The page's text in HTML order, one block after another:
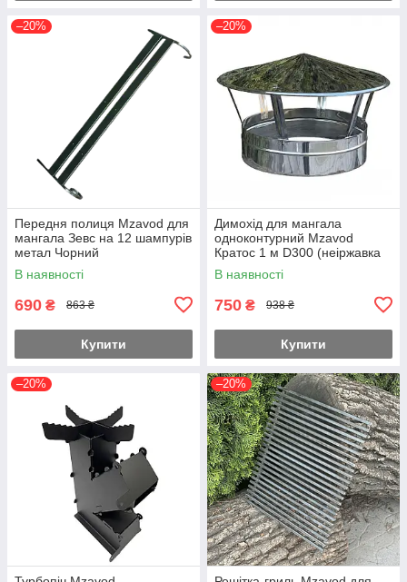
–20%
Передня полиця Mzavod для
мангала Зевс на 12 шампурів
метал Чорний
В наявності
690 ₴ 863 ₴
Купити
–20%
Димохід для мангала
одноконтурний Mzavod
Кратос 1 м D300 (неіржавка
сталь 0.5 мм)
В наявності
750 ₴ 938 ₴
Купити
–20% –20%